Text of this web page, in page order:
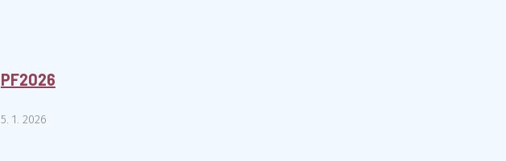
PF2026
5. 1. 2026